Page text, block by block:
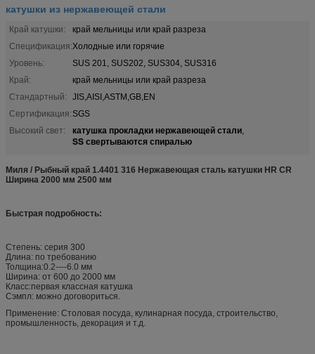
катушки из нержавеющей стали
Край катушки:
край мельницы или край разреза
Спецификация:Холодные или горячие
Уровень:
SUS 201, SUS202, SUS304, SUS316
Край:
край мельницы или край разреза
Стандартный:
JIS,AISI,ASTM,GB,EN
Сертификация: SGS
Высокий свет:
катушка прокладки нержавеющей стали,
SS свертываются спиралью
Миля / Рыбный край 1.4401 316 Нержавеющая сталь катушки HR CR
Ширина 2000 мм 2500 мм
Быстрая подробность:
Степень: серия 300
Длина: по требованию
Толщина:0.2----6.0 мм
Ширина: от 600 до 2000 мм
Класс:первая классная катушка
Сэмпл: можно договориться.
Применение: Столовая посуда, кулинарная посуда, строительство,
промышленность, декорация и т.д.